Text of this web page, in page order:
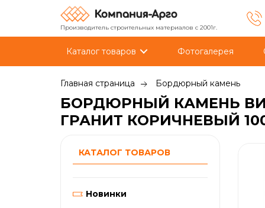
Производитель строительных материалов с 2001г.
Каталог товаров Фотогалерея
Главная страница Бордюрный камень
БОРДЮРНЫЙ КАМЕНЬ
ГРАНИТ КОРИЧНЕВЫЙ
КАТАЛОГ ТОВАРОВ
Новинки